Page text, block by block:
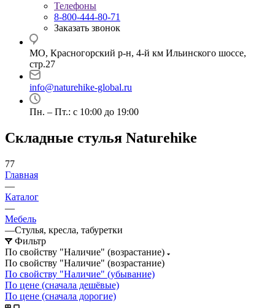
Телефоны
8-800-444-80-71
Заказать звонок
МО, Красногорский р-н, 4-й км Ильинского шоссе,
стр.27
info@naturehike-global.ru
Пн. – Пт.: с 10:00 до 19:00
Складные стулья Naturehike
77
Главная
—
Каталог
—
Мебель
—Стулья, кресла, табуретки
Фильтр
По свойству "Наличие" (возрастание)
По свойству "Наличие" (возрастание)
По свойству "Наличие" (убывание)
По цене (сначала дешёвые)
По цене (сначала дорогие)